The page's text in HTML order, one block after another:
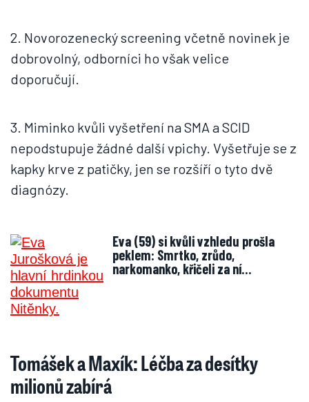
2. Novorozenecký screening včetně novinek je
dobrovolný, odborníci ho však velice
doporučují.
3. Miminko kvůli vyšetření na SMA a SCID
nepodstupuje žádné další vpichy. Vyšetřuje se z
kapky krve z patičky, jen se rozšíří o tyto dvě
diagnózy.
Eva (59) si kvůli vzhledu prošla
peklem: Smrtko, zrůdo,
narkomanko, křičeli za ní…
Tomášek a Maxík: Léčba za desítky
milionů zabírá